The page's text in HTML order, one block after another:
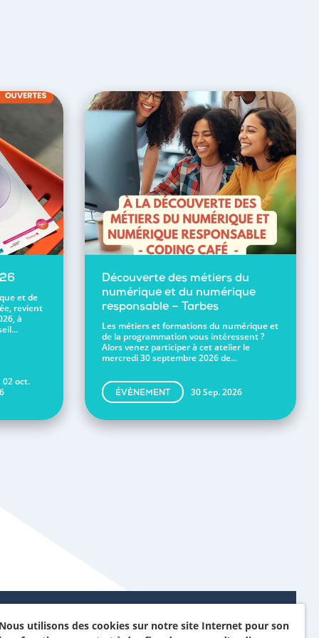
et de
revient
à
02 oct.
Découverte des métiers du
numérique et du numérique
responsable – Tarbes
Les métiers et formations du numérique et
de la programmation vous intéressent ?
Alors venez participer à cet atelier le
mercredi 30 septembre 2026 de...
ÉVÈNEMENT 30 Sep. 2026
utilisons des cookies sur notre site Internet pour son